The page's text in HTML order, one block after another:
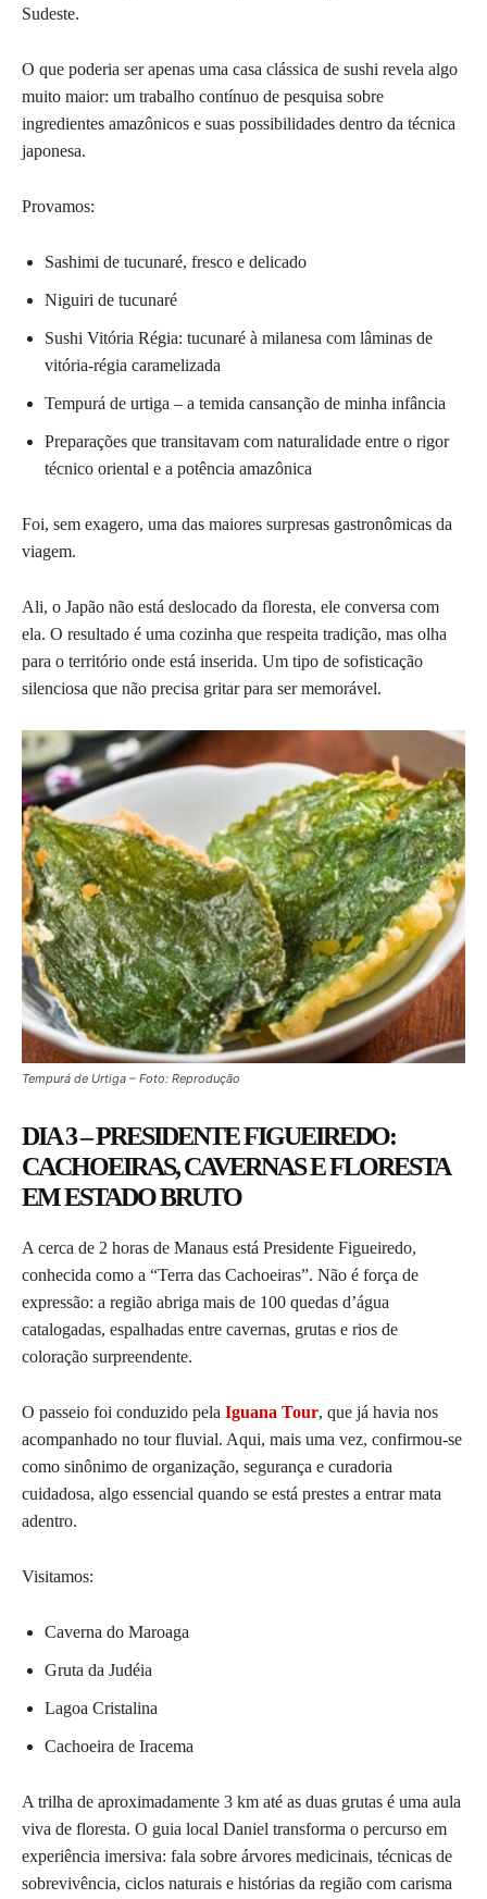
Sudeste.
O que poderia ser apenas uma casa clássica de sushi revela algo
muito maior: um trabalho contínuo de pesquisa sobre
ingredientes amazônicos e suas possibilidades dentro da técnica
japonesa.
Provamos:
Sashimi de tucunaré, fresco e delicado
Niguiri de tucunaré
Sushi Vitória Régia: tucunaré à milanesa com lâminas de
vitória-régia caramelizada
Tempurá de urtiga – a temida cansanção de minha infância
Preparações que transitavam com naturalidade entre o rigor
técnico oriental e a potência amazônica
Foi, sem exagero, uma das maiores surpresas gastronômicas da
viagem.
Ali, o Japão não está deslocado da floresta, ele conversa com
ela. O resultado é uma cozinha que respeita tradição, mas olha
para o território onde está inserida. Um tipo de sofisticação
silenciosa que não precisa gritar para ser memorável.
Tempurá de Urtiga – Foto: Reprodução
DIA 3 – PRESIDENTE FIGUEIREDO:
CACHOEIRAS, CAVERNAS E FLORESTA
EM ESTADO BRUTO
A cerca de 2 horas de Manaus está Presidente Figueiredo,
conhecida como a “Terra das Cachoeiras”. Não é força de
expressão: a região abriga mais de 100 quedas d’água
catalogadas, espalhadas entre cavernas, grutas e rios de
coloração surpreendente.
O passeio foi conduzido pela Iguana Tour, que já havia nos
acompanhado no tour fluvial. Aqui, mais uma vez, confirmou-se
como sinônimo de organização, segurança e curadoria
cuidadosa, algo essencial quando se está prestes a entrar mata
adentro.
Visitamos:
Caverna do Maroaga
Gruta da Judéia
Lagoa Cristalina
Cachoeira de Iracema
A trilha de aproximadamente 3 km até as duas grutas é uma aula
viva de floresta. O guia local Daniel transforma o percurso em
experiência imersiva: fala sobre árvores medicinais, técnicas de
sobrevivência, ciclos naturais e histórias da região com carisma